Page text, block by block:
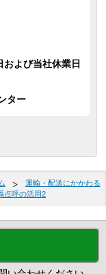
よび当社休業日
ター
運輸・配送にかかわる
点呼の活用2